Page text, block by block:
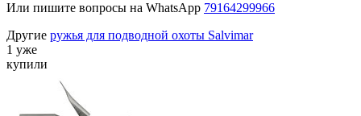
Или пишите вопросы на WhatsApp 79164299966
Другие ружья для подводной охоты Salvimar
1 уже
купили